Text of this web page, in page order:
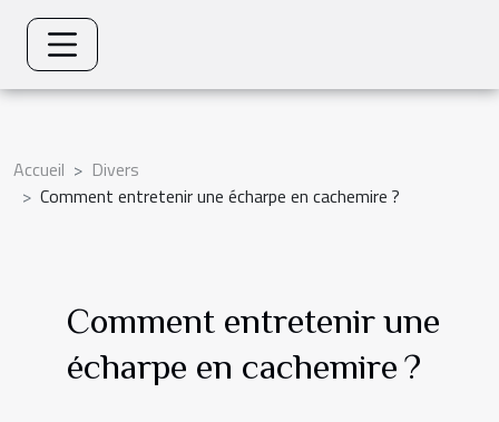
Accueil
Divers
Comment entretenir une écharpe en cachemire ?
Comment entretenir une
écharpe en cachemire ?